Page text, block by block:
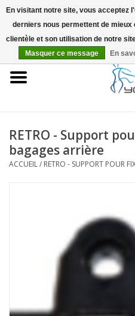
EUR
Accueil
Infos
RETRO - Support
bagages arrière
ACCUEIL/ RETRO - SUPPORT POUR
En visitant notre site, vous acceptez
derniers nous permettent de
clientèle et son utilisation de notre
Masquer ce message
En